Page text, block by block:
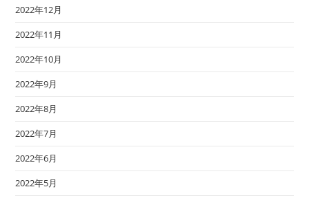
2022年12月
2022年11月
2022年10月
2022年9月
2022年8月
2022年7月
2022年6月
2022年5月